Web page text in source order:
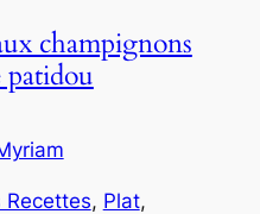
champignons
patidou
Recettes, Plat